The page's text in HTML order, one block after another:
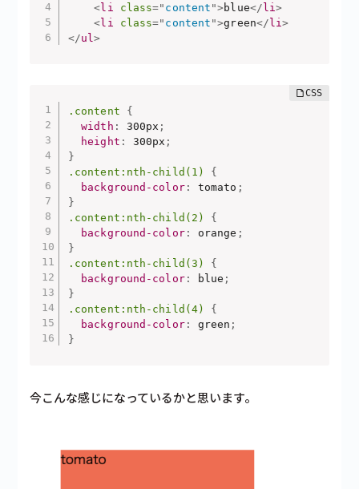
<li class=" content ">blue</ li>
<li class=" content ">green</ li>
</ul>
.content
{
width : 300px ;
height : 300px ;
}
.content:nth-child(1)
{
background-color: tomato ;
}
.content:nth-child(2)
{
background-color: orange ;
}
.content:nth-child(3)
{
background-color: blue ;
}
.content:nth-child(4)
{
background-color: green ;
}
今こんな感じになっているかと思います。